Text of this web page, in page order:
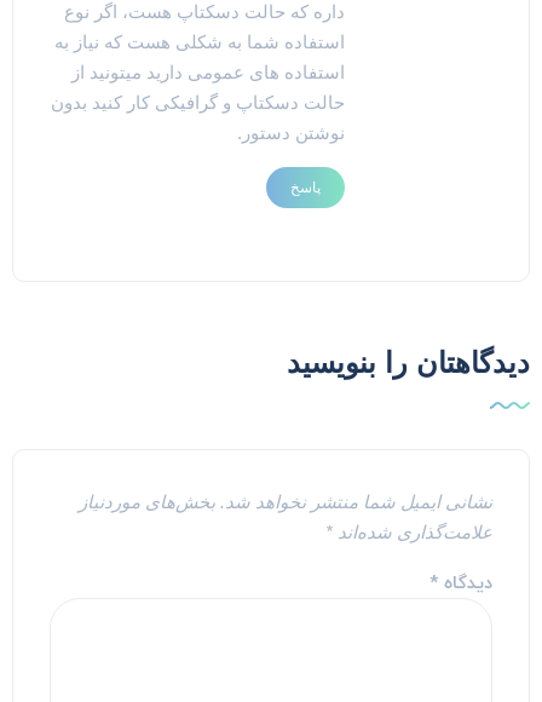
داره که حالت دسکتاپ هست، اگر نوع
استفاده شما به شکلی هست که نیاز به
استفاده های عمومی دارید میتونید از
حالت دسکتاپ و گرافیکی کار کنید بدون
نوشتن دستور.
پاسخ
را بنویسید
نشانی ایمیل شما منتشر نخواهد شد. بخش‌های موردنیاز
علامت‌گذاری شده‌اند*
دیدگاه*